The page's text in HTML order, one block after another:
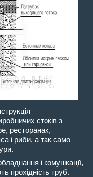
стоків з
ресторанах,
і риби, а так само
і комунікації,
прохідність труб.